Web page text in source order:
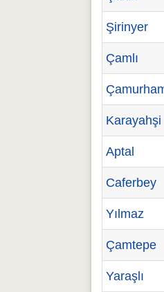
Şirinyer
Çamlı
Karayahşi
Aptal
Caferbey
Yılmaz
Çamtepe
Yaraşlı